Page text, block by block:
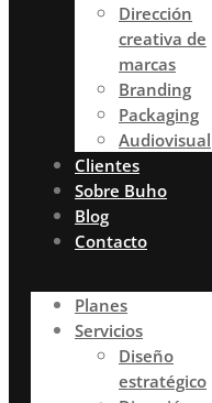
Dirección
creativa de
marcas
Branding
Packaging
Audiovisual
Clientes
Sobre Buho
Blog
Contacto
Planes
Servicios
Diseño
estratégico